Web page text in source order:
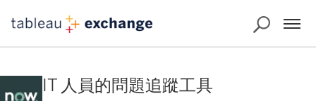
IT 人員的問題追蹤工具